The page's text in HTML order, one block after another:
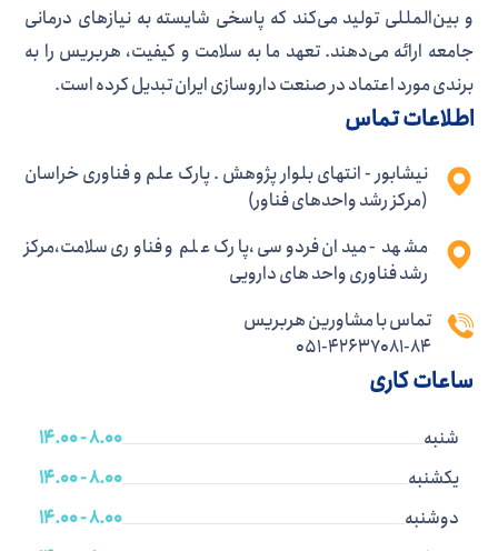
و بین‌المللی تولید می‌کند که پاسخی شایسته به نیازهای درمانی
جامعه ارائه می‌دهند. تعهد ما به سلامت و کیفیت، هربریس را به
برندی مورد اعتماد در صنعت داروسازی ایران تبدیل کرده است.
اطلاعات تماس
نیشابور - انتهای بلوار پژوهش . پارک علم و فناوری خراسان
(مرکز رشد واحدهای فناور)
مشهد - میدان فردوسی ،پارک علم و فناوری سلامت،مرکز
رشد فناوری واحد های دارویی
تماس با مشاورین هربریس
051-42637081-84
ساعات کاری
شنبه
8.00 - 14.00
یکشنبه
8.00 - 14.00
دوشنبه
8.00 - 14.00